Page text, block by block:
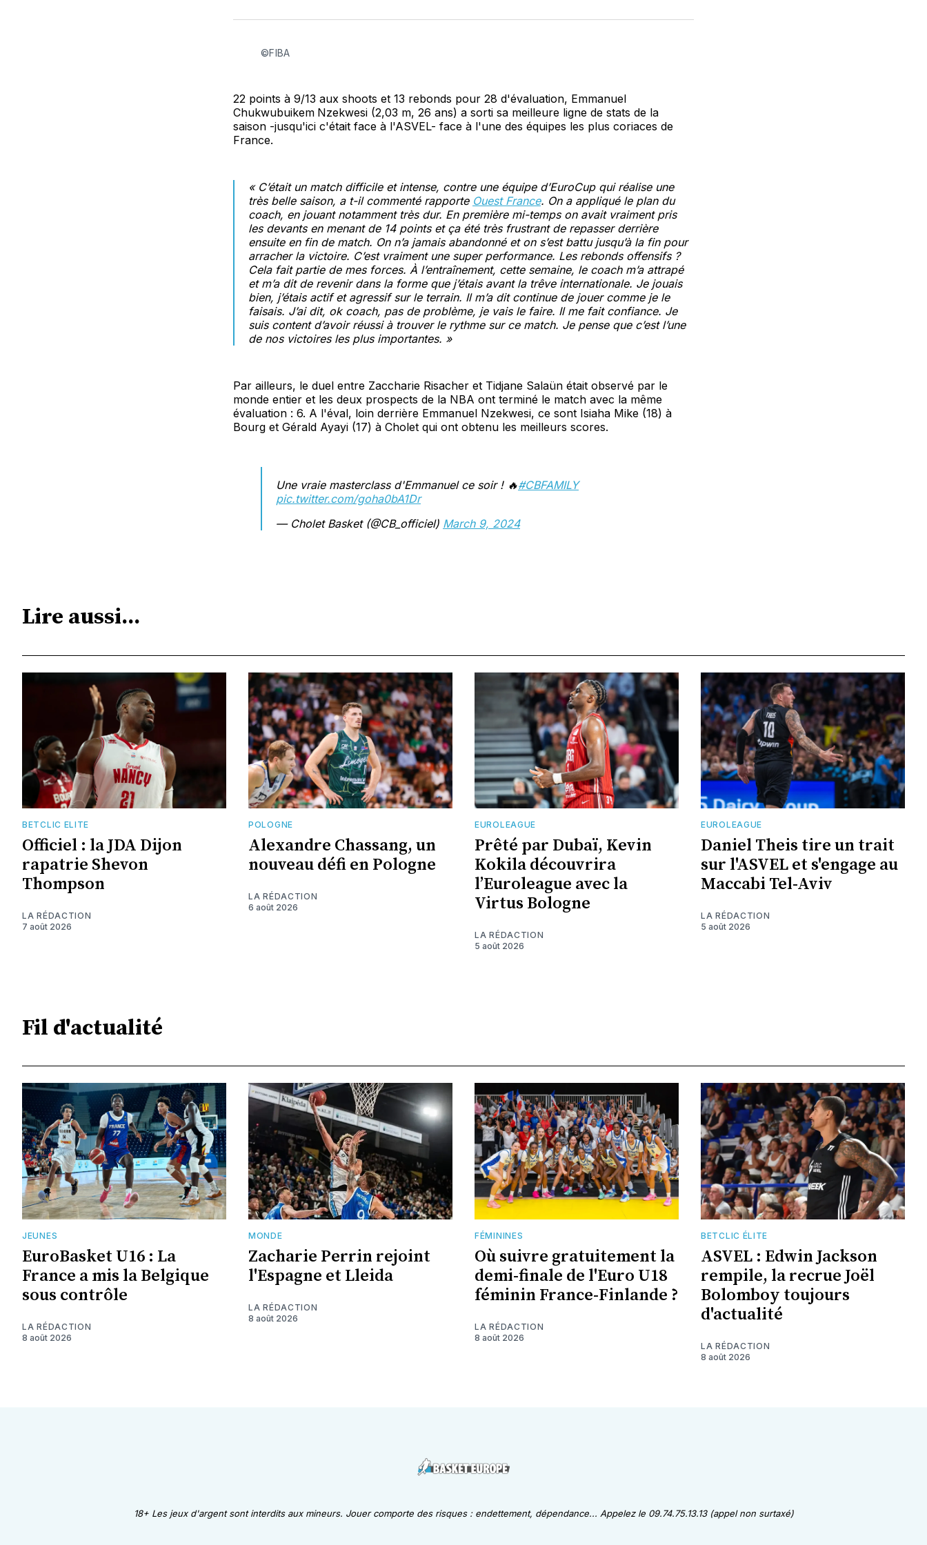
Facebook
LinkedInWhatsApp
Courriel
©FIBA
22 points à 9/13 aux shoots et 13 rebonds pour 28 d'évaluation, Emmanuel
Chukwubuikem Nzekwesi (2,03 m, 26 ans) a sorti sa meilleure ligne de stats de la
saison -jusqu'ici c'était face à l'ASVEL- face à l'une des équipes les plus coriaces de
France.
« C’était un match difficile et intense, contre une équipe d’EuroCup qui réalise une
très belle saison, a t-il commenté rapporte Ouest France. On a appliqué le plan du
coach, en jouant notamment très dur. En première mi-temps on avait vraiment pris
les devants en menant de 14 points et ça été très frustrant de repasser derrière
ensuite en fin de match. On n’a jamais abandonné et on s’est battu jusqu’à la fin pour
arracher la victoire. C’est vraiment une super performance. Les rebonds offensifs ?
Cela fait partie de mes forces. À l’entraînement, cette semaine, le coach m’a attrapé
et m’a dit de revenir dans la forme que j’étais avant la trêve internationale. Je jouais
bien, j’étais actif et agressif sur le terrain. Il m’a dit continue de jouer comme je le
faisais. J’ai dit, ok coach, pas de problème, je vais le faire. Il me fait confiance. Je
suis content d’avoir réussi à trouver le rythme sur ce match. Je pense que c’est l’une
de nos victoires les plus importantes. »
Par ailleurs, le duel entre Zaccharie Risacher et Tidjane Salaün était observé par le
monde entier et les deux prospects de la NBA ont terminé le match avec la même
évaluation : 6. A l'éval, loin derrière Emmanuel Nzekwesi, ce sont Isiaha Mike (18) à
Bourg et Gérald Ayayi (17) à Cholet qui ont obtenu les meilleurs scores.
Une vraie masterclass d'Emmanuel ce soir ! 🔥#CBFAMILY
pic.twitter.com/goha0bA1Dr
— Cholet Basket (@CB_officiel) March 9, 2024
Lire aussi...
BETCLIC ELITE
Officiel : la JDA Dijon
rapatrie Shevon
Thompson
LA RÉDACTION
7 août 2026
POLOGNE
Alexandre Chassang, un
nouveau défi en Pologne
LA RÉDACTION
6 août 2026
EUROLEAGUE
Prêté par Dubaï, Kevin
Kokila découvrira
l’Euroleague avec la
Virtus Bologne
LA RÉDACTION
5 août 2026
EUROLEAGUE
Daniel Theis tire un trait
sur l'ASVEL et s'engage au
Maccabi Tel-Aviv
LA RÉDACTION
5 août 2026
Fil d'actualité
JEUNES
EuroBasket U16 : La
France a mis la Belgique
sous contrôle
LA RÉDACTION
8 août 2026
MONDE
Zacharie Perrin rejoint
l'Espagne et Lleida
LA RÉDACTION
8 août 2026
FÉMININES
Où suivre gratuitement la
demi-finale de l'Euro U18
féminin France-Finlande ?
LA RÉDACTION
8 août 2026
BETCLIC ÉLITE
ASVEL : Edwin Jackson
rempile, la recrue Joël
Bolomboy toujours
d'actualité
LA RÉDACTION
8 août 2026
18+ Les jeux d'argent sont interdits aux mineurs. Jouer comporte des risques : endettement, dépendance... Appelez le 09.74.75.13.13 (appel non surtaxé)